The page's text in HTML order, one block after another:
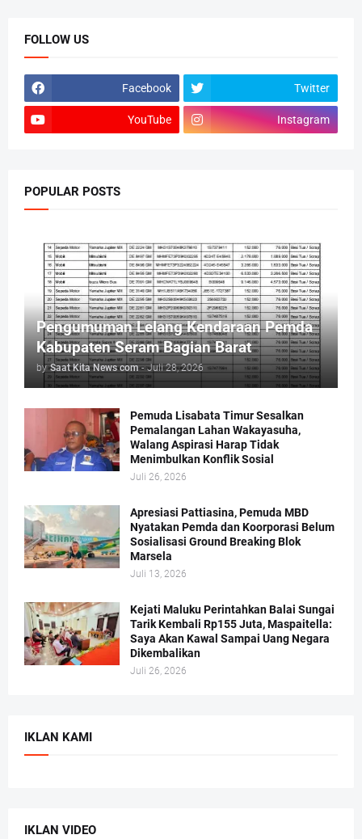
FOLLOW US
Facebook Twitter
YouTube Instagram
POPULAR POSTS
Pengumuman Lelang Kendaraan Pemda
Kabupaten Seram Bagian Barat
by Saat Kita News com - Juli 28, 2026
Pemuda Lisabata Timur Sesalkan
Pemalangan Lahan Wakayasuha,
Walang Aspirasi Harap Tidak
Menimbulkan Konflik Sosial
Juli 26, 2026
Apresiasi Pattiasina, Pemuda MBD
Nyatakan Pemda dan Koorporasi Belum
Sosialisasi Ground Breaking Blok
Marsela
Juli 13, 2026
Kejati Maluku Perintahkan Balai Sungai
Tarik Kembali Rp155 Juta, Maspaitella:
Saya Akan Kawal Sampai Uang Negara
Dikembalikan
Juli 26, 2026
IKLAN KAMI
IKLAN VIDEO